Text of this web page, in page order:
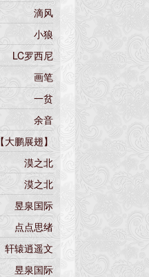
滴风
小狼
LC罗西尼
画笔
一贫
余音
【大鹏展翅】
漠之北
漠之北
昱泉国际
点点思绪
轩辕逍遥文
昱泉国际